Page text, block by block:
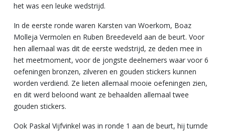
het was een leuke wedstrijd.
In de eerste ronde waren Karsten van Woerkom, Boaz
Molleja Vermolen en Ruben Breedeveld aan de beurt. Voor
hen allemaal was dit de eerste wedstrijd, ze deden mee in
het meetmoment, voor de jongste deelnemers waar voor 6
oefeningen bronzen, zilveren en gouden stickers kunnen
worden verdiend. Ze lieten allemaal mooie oefeningen zien,
en dit werd beloond want ze behaalden allemaal twee
gouden stickers.
Ook Paskal Vijfvinkel was in ronde 1 aan de beurt, hij turnde